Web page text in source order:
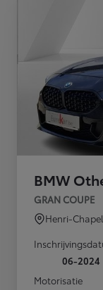
BMW
GRAN COUPE
Henri-
06-2024
Motorisatie